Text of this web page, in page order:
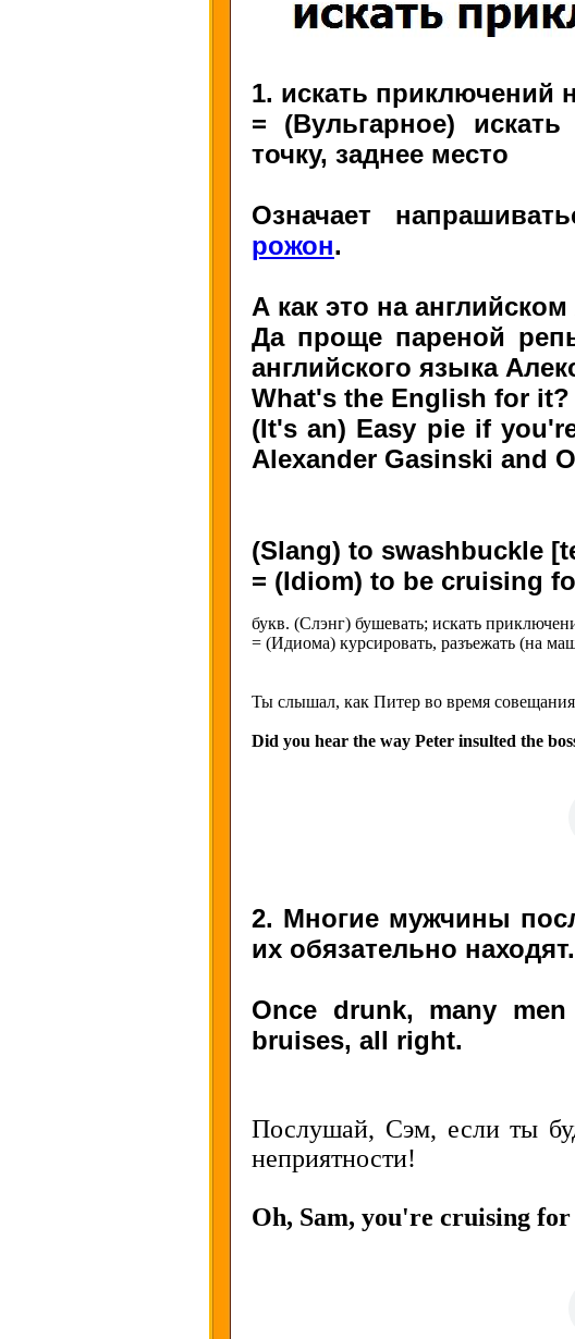
1. искать приключений
= (Вульгарное)
точку, заднее место
Означает
рожон.
А как это на
Да проще пареной
английского языка
What's the English for it?
(It's an) Easy pie if
Alexander Gasinski and
(Slang) to swashbuckle
= (Idiom) to be cruising
букв. (Слэнг) бушевать; искать
= (Идиома) курсировать, разъежать (на
Ты слышал, как Питер во время
Did you hear the way Peter insulted the
2. Многие мужчины
их обязательно находят.
Once drunk, many
bruises, all right.
Послушай, Сэм, если ты
неприятности!
Oh, Sam, you're cruising